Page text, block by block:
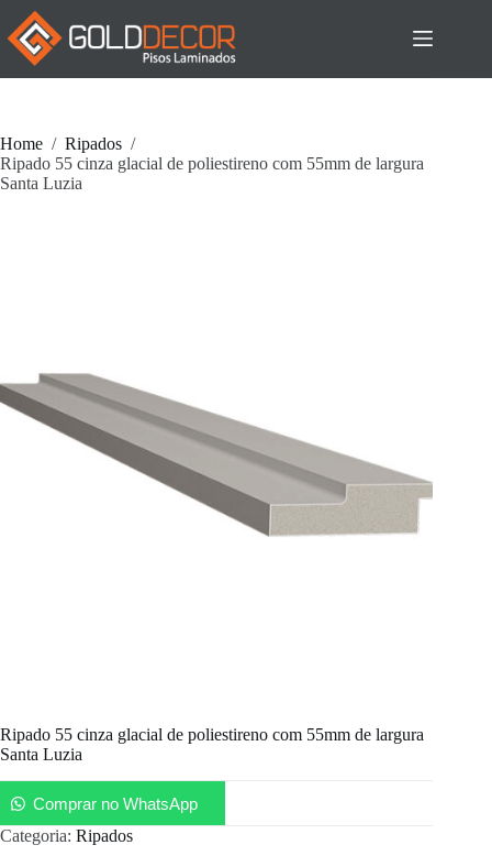
Pular
para
conteúdo
Home / Ripados /
Ripado 55 cinza glacial de poliestireno com 55mm de largura
Santa Luzia
Ripado 55 cinza glacial de poliestireno com 55mm de largura
Santa Luzia
Comprar no WhatsApp
Categoria: Ripados